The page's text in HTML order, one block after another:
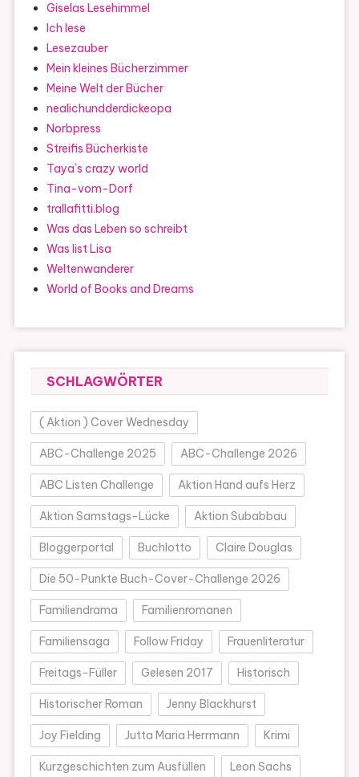
Giselas Lesehimmel
Ich lese
Lesezauber
Mein kleines Bücherzimmer
Meine Welt der Bücher
nealichundderdickeopa
Norbpress
Streifis Bücherkiste
Taya`s crazy world
Tina-vom-Dorf
trallafitti.blog
Was das Leben so schreibt
Was list Lisa
Weltenwanderer
World of Books and Dreams
SCHLAGWÖRTER
( Aktion ) Cover Wednesday
ABC-Challenge 2025 ABC-Challenge 2026
ABC Listen Challenge Aktion Hand aufs Herz
Aktion Samstags-Lücke Aktion Subabbau
Bloggerportal Buchlotto Claire Douglas
Die 50-Punkte Buch-Cover-Challenge 2026
Familiendrama Familienromanen
Familiensaga Follow Friday Frauenliteratur
Freitags-Füller Gelesen 2017 Historisch
Historischer Roman Jenny Blackhurst
Joy Fielding Jutta Maria Herrmann Krimi
Kurzgeschichten zum Ausfüllen Leon Sachs